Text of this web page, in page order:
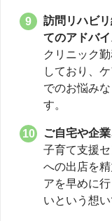
訪問リハビ
てのアドバ
クリニック
しており、
でのお悩み
す。
ご自宅や企
子育て支援
への出店を
アを早めに
いという想い